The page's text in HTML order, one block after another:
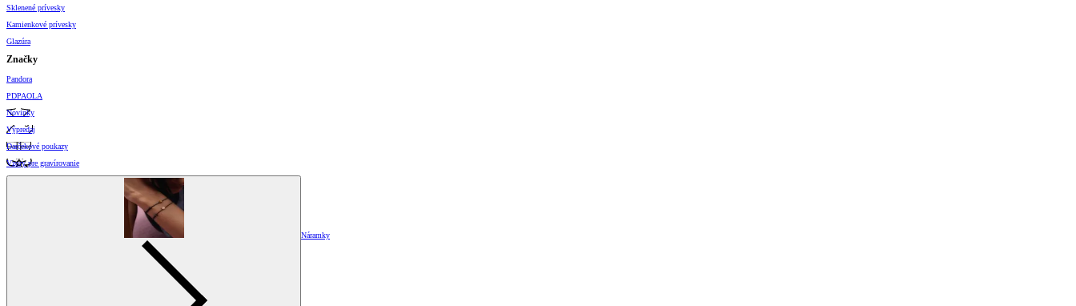
Sklenené prívesky
Kamienkové prívesky
Glazúra
Značky
Pandora
PDPAOLA
Novinky
Výpredaj
Darčekové poukazy
Vzory pre gravírovanie
Náramky